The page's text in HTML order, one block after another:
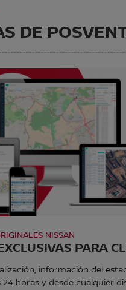
DE
NISSAN
PARA
información del
24 horas y desde cualquier